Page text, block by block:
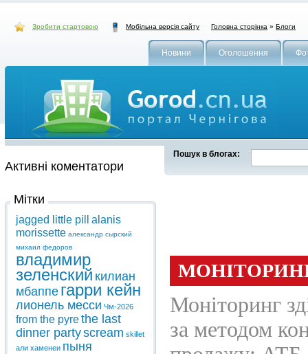
Зробити стартовою Мобільна версія сайту Головна сторінка » Блоги
Новини Оголошення
Пошук в блогах:
Активні коментатори
Мітки
jagged little pill
alanis
morissette александр сырский
михаил федоров
владимир
зеленский килиан
мбаппе гарри кейн
лионель месси Чм-2026
from the pyrethe last
dinner partyscream skillet
али хаменеи пыня